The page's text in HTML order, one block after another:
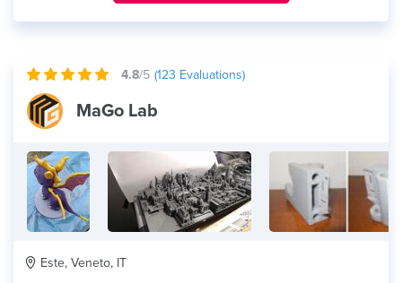
4.8/5 (123 Evaluations)
MaGo Lab
Este, Veneto, IT